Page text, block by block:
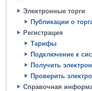
Электронные торги
Публикации о
Регистрация
Тарифы
Подключение к
Получить
Проверить
Справочная